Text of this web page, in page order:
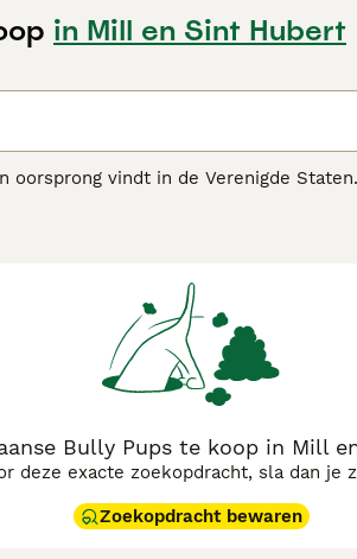
in Mill en Sint Hubert
oorsprong vindt in de Verenigde
en stevig lichaam, een brede
hebben met sterke hondenrassen
actieve eigenaren die op zoek zijn
Bully Pups te koop in Mill
deze exacte zoekopdracht, sla dan je
Zoekopdracht bewaren